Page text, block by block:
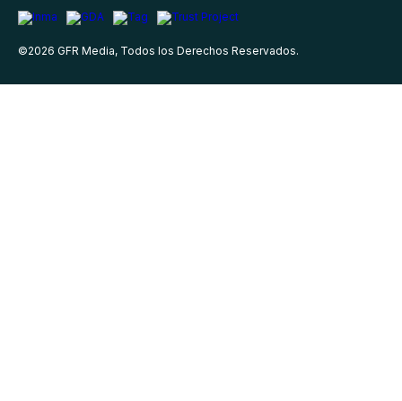
©2026 GFR Media, Todos los Derechos Reservados.